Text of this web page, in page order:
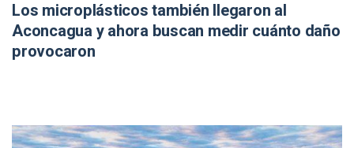
Los microplásticos también llegaron al
Aconcagua y ahora buscan medir cuánto daño
provocaron